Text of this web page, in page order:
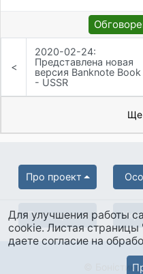
<
2020-02-24:
Представлена новая
версия Banknote Book
- USSR
Ще
Про проект
Партнерам
©
Для улучшения работы
cookie. Листая страницы
даете согласие на